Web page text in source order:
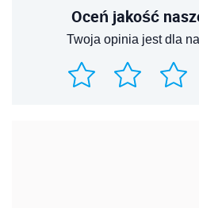
Oceń jakość
Twoja opinia jest dla